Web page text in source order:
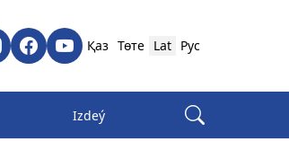
Қаз Төте Lat Рус